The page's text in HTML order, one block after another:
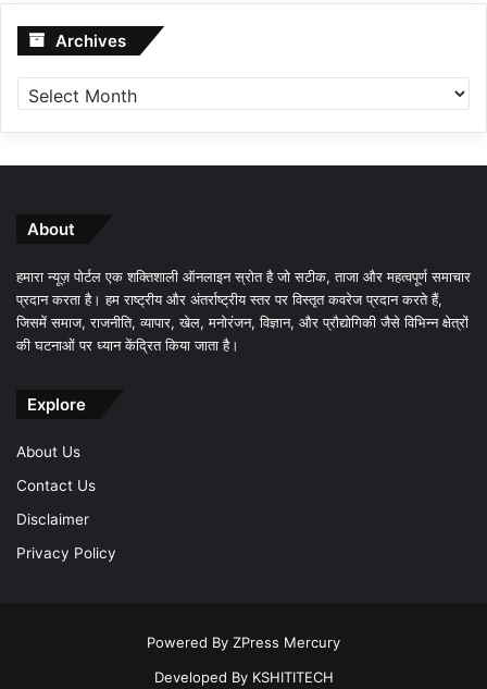
Archives Archives
About
हमारा न्यूज़ पोर्टल एक शक्तिशाली ऑनलाइन स्रोत है जो सटीक, ताजा और महत्वपूर्ण समाचार
प्रदान करता है। हम राष्ट्रीय और अंतर्राष्ट्रीय स्तर पर विस्तृत कवरेज प्रदान करते हैं,
जिसमें समाज, राजनीति, व्यापार, खेल, मनोरंजन, विज्ञान, और प्रौद्योगिकी जैसे विभिन्न क्षेत्रों
की घटनाओं पर ध्यान केंद्रित किया जाता है।
Explore
About Us
Contact Us
Disclaimer
Privacy Policy
Powered By ZPress Mercury
Developed By KSHITITECH